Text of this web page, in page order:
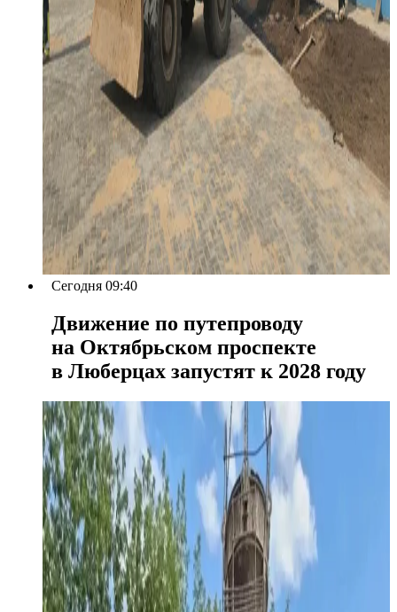
Сегодня 09:40
Движение по путепроводу
на Октябрьском проспекте
в Люберцах запустят к 2028 году